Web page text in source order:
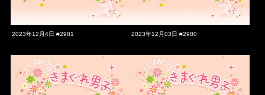
2023年12月4日 #2981 2023年12月03日 #2980